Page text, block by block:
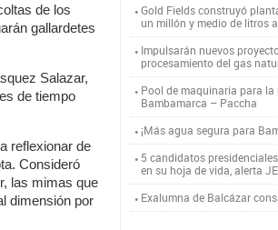
de los
gallardetes
Salazar,
de tiempo
reflexionar de
Consideró
las mimas que
dimensión por
Gold Fields construyó
un millón y medio de litros
Impulsarán nuevos
procesamiento del gas
Pool de maquinaria para
Bambamarca – Paccha
¡Más agua segura para
5 candidatos
en su hoja de vida, alerta
Exalumna de Balcázar